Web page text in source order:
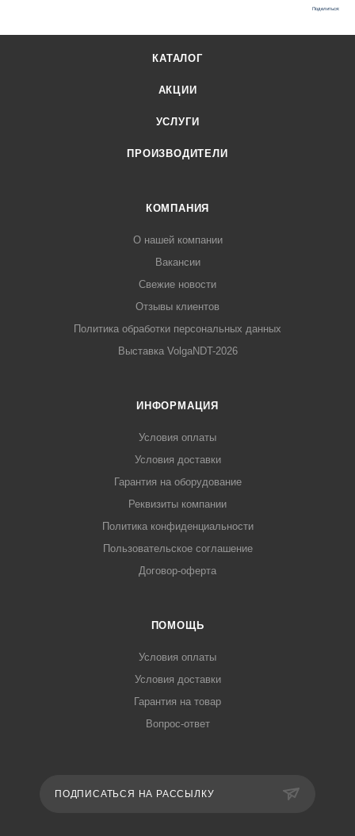
Поделиться:
КАТАЛОГ
АКЦИИ
УСЛУГИ
ПРОИЗВОДИТЕЛИ
КОМПАНИЯ
О нашей компании
Вакансии
Свежие новости
Отзывы клиентов
Политика обработки персональных данных
Выставка VolgaNDT-2026
ИНФОРМАЦИЯ
Условия оплаты
Условия доставки
Гарантия на оборудование
Реквизиты компании
Политика конфиденциальности
Пользовательское соглашение
Договор-оферта
ПОМОЩЬ
Условия оплаты
Условия доставки
Гарантия на товар
Вопрос-ответ
ПОДПИСАТЬСЯ НА РАССЫЛКУ